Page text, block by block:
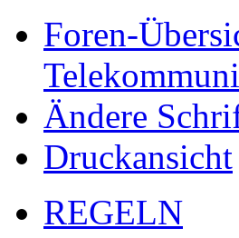
Foren-
Ändere
Druckansicht
REGELN